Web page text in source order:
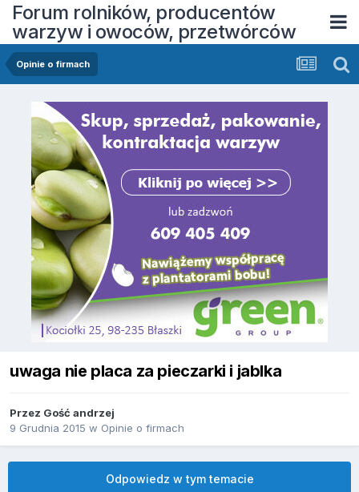
Forum rolników, producentów
warzyw i owoców, przetwórców
Opinie o firmach
uwaga nie placa za pieczarki i jablka
Przez Gość andrzej
9 Grudnia 2015 w Opinie o firmach
Odpowiedz w tym temacie